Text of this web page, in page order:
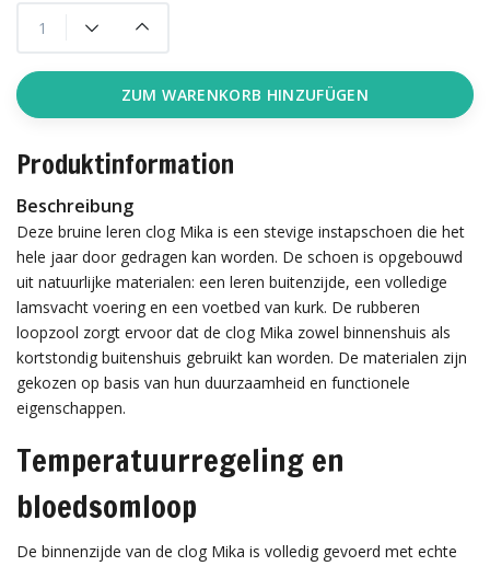
ZUM WARENKORB HINZUFÜGEN
Produktinformation
Beschreibung
Deze bruine leren clog Mika is een stevige instapschoen die het
hele jaar door gedragen kan worden. De schoen is opgebouwd
uit natuurlijke materialen: een leren buitenzijde, een volledige
lamsvacht voering en een voetbed van kurk. De rubberen
loopzool zorgt ervoor dat de clog Mika zowel binnenshuis als
kortstondig buitenshuis gebruikt kan worden. De materialen zijn
gekozen op basis van hun duurzaamheid en functionele
eigenschappen.
Temperatuurregeling en
bloedsomloop
De binnenzijde van de clog Mika is volledig gevoerd met echte